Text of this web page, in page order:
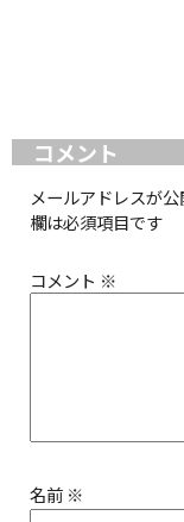
コメント
メールアドレスが
欄は必須項目です
コメント ※
名前 ※